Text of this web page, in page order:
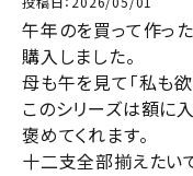
最新のチラシはこちら
お問い合わせ
ACCOUNT MENU
ようこそ ゲスト 様
午年のを買って作っ
購入しました。
母も午を見て「私も
このシリーズは額に
褒めてくれます。
十二支全部揃えたい